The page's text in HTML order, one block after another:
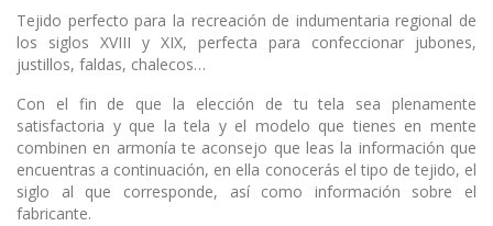
Tejido perfecto para la recreación de indumentaria regional de
los siglos XVIII y XIX, perfecta para confeccionar jubones,
justillos, faldas, chalecos…
Con el fin de que la elección de tu tela sea plenamente
satisfactoria y que la tela y el modelo que tienes en mente
combinen en armonía te aconsejo que leas la información que
encuentras a continuación, en ella conocerás el tipo de tejido, el
siglo al que corresponde, así como información sobre el
fabricante.